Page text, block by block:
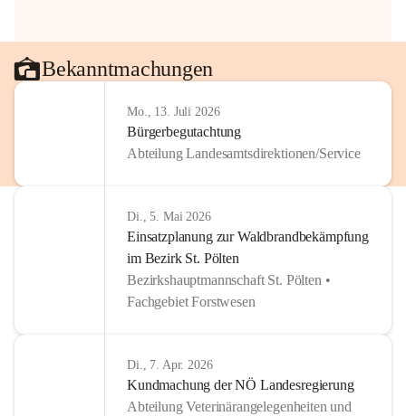
Bekanntmachungen
Mo., 13. Juli 2026
Bürgerbegutachtung
Abteilung Landesamtsdirektionen/Service
Di., 5. Mai 2026
Einsatzplanung zur Waldbrandbekämpfung
im Bezirk St. Pölten
Bezirkshauptmannschaft St. Pölten •
Fachgebiet Forstwesen
Di., 7. Apr. 2026
Kundmachung der NÖ Landesregierung
Abteilung Veterinärangelegenheiten und